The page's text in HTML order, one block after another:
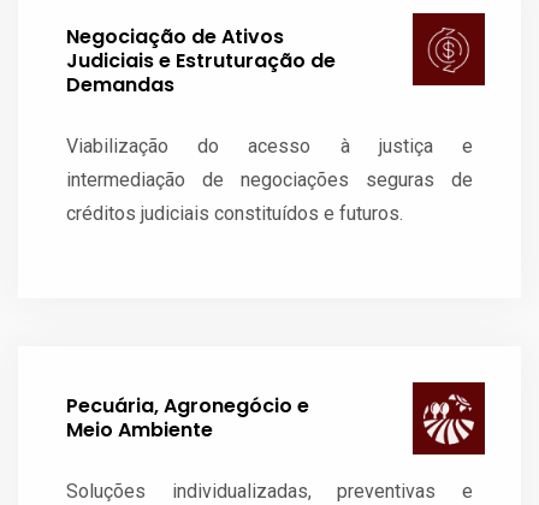
Negociação de Ativos
Judiciais e Estruturação de
Demandas
Viabilização do acesso à justiça e
intermediação de negociações seguras de
créditos judiciais constituídos e futuros.
Pecuária, Agronegócio e
Meio Ambiente
Soluções individualizadas, preventivas e